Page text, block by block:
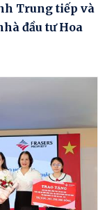
Trung tiếp và
đầu tư Hoa